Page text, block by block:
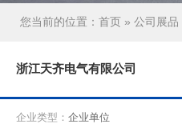
您当前的位置： 首页 » 公司展品
浙江天齐电气有限公司
企业类型： 企业单位